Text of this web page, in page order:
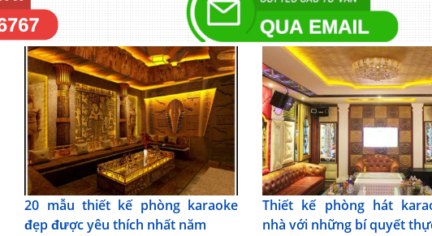
20 mẫu thiết kế phòng karaoke
đẹp được yêu thích nhất năm
Thiết kế phòng hát
nhà với những bí quyết